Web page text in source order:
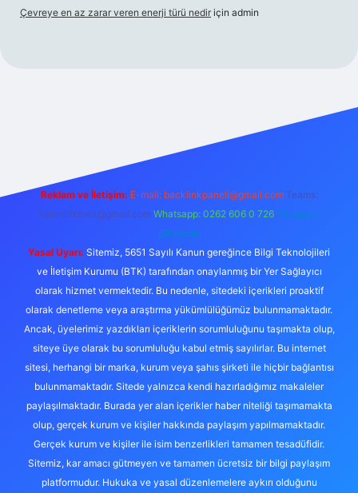
Çevreye en az zarar veren enerji türü nedir için admin
Reklam ve İletişim: E-mail: backlinkpaneli@gmail.com Teams:
forumhizmeti@gmail.com Whatsapp: 0262 606 0 726 Telegram:
@karabul
Yasal Uyarı: Sitemiz, 5651 Sayılı Kanun gereğince Bilgi Teknolojileri
ve İletişim Kurumu (BTK) tarafından onaylanmış bir Yer Sağlayıcı
olarak hizmet vermektedir. Bu nedenle, sitedeki içerikleri proaktif
olarak denetleme veya araştırma yükümlülüğümüz bulunmamaktadır.
Ancak, üyelerimiz yazdıkları içeriklerin sorumluluğunu taşımakta olup,
siteye üye olarak bu sorumluluğu kabul etmiş sayılırlar. Bu internet
sitesi, herhangi bir marka, kurum veya şahıs şirketi ile hiçbir bağlantısı
bulunmamaktadır. Sitede yalnızca kendi hazırladığımız makaleler
paylaşılmaktadır. Burada yer alan içerikler haber niteliği taşımamakta
olup, gerçek kurum ve kişiler hakkında paylaşım yapılmamaktadır.
Gerçek kurum ve kişiler ile isim benzerlikleri tamamen tesadüfidir.
Sitemiz, kar amacı gütmeyen ve tamamen ücretsiz bir bilgi paylaşım
platformudur. Hukuka ve yasal düzenlemelere aykırı olduğunu